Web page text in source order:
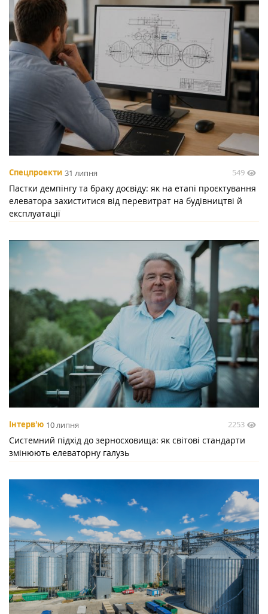
Спецпроекти 31 липня 549
Пастки демпінгу та браку досвіду: як на етапі проєктування
елеватора захиститися від перевитрат на будівництві й
експлуатації
Інтерв'ю 10 липня 2253
Системний підхід до зерносховища: як світові стандарти
змінюють елеваторну галузь